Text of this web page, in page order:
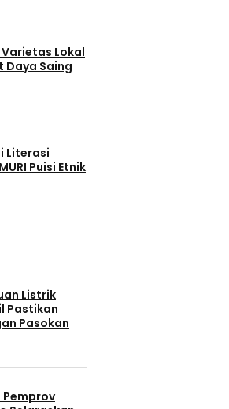
Lokal
Daya Saing
Literasi
Puisi Etnik
Listrik
Pastikan
Pasokan
Pemprov